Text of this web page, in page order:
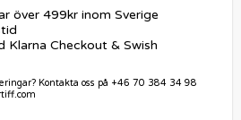
över 499kr inom Sverige
Klarna Checkout & Swish
Kontakta oss på +46 70 384 34 98